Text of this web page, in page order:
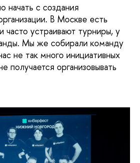
с создания
В Москве есть
устраивают турниры, у
Мы же собирали команду
не так много инициативных
получается организовывать